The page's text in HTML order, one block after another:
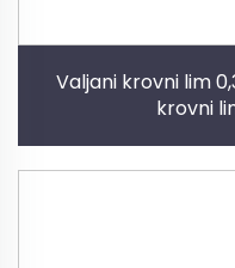
Valjani krovni lim
krovni